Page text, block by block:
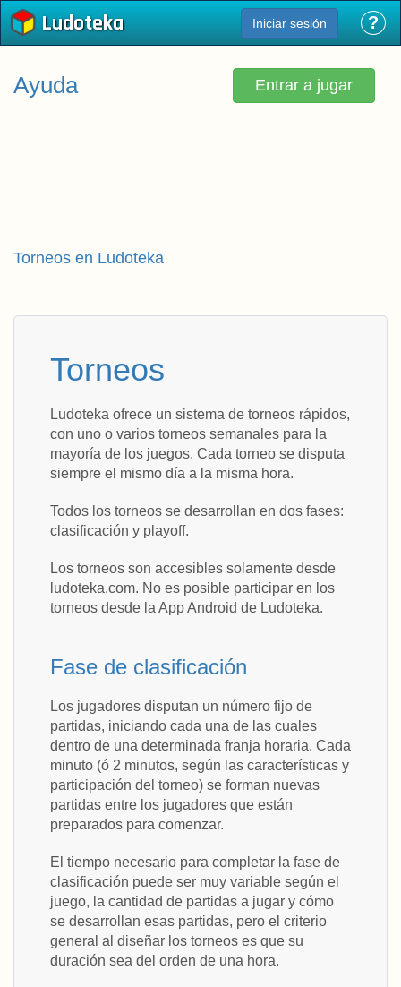
Ludoteka Iniciar sesión ?
Entrar a jugar
Ayuda
Torneos en Ludoteka
Torneos
Ludoteka ofrece un sistema de torneos rápidos,
con uno o varios torneos semanales para la
mayoría de los juegos. Cada torneo se disputa
siempre el mismo día a la misma hora.
Todos los torneos se desarrollan en dos fases:
clasificación y playoff.
Los torneos son accesibles solamente desde
ludoteka.com. No es posible participar en los
torneos desde la App Android de Ludoteka.
Fase de clasificación
Los jugadores disputan un número fijo de
partidas, iniciando cada una de las cuales
dentro de una determinada franja horaria. Cada
minuto (ó 2 minutos, según las características y
participación del torneo) se forman nuevas
partidas entre los jugadores que están
preparados para comenzar.
El tiempo necesario para completar la fase de
clasificación puede ser muy variable según el
juego, la cantidad de partidas a jugar y cómo
se desarrollan esas partidas, pero el criterio
general al diseñar los torneos es que su
duración sea del orden de una hora.